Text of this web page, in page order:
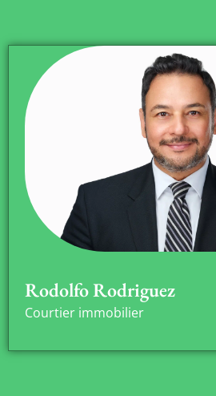
Rodolfo Rodriguez
Courtier immobilier